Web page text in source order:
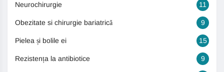
Neurochirurgie 11
Obezitate si chirurgie bariatrică 9
Pielea și bolile ei 15
Rezistența la antibiotice 9